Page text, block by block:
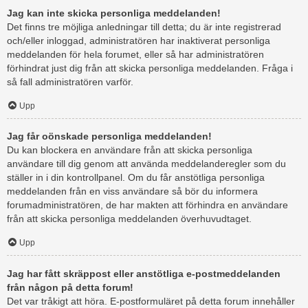
Jag kan inte skicka personliga meddelanden!
Det finns tre möjliga anledningar till detta; du är inte registrerad
och/eller inloggad, administratören har inaktiverat personliga
meddelanden för hela forumet, eller så har administratören
förhindrat just dig från att skicka personliga meddelanden. Fråga i
så fall administratören varför.
Upp
Jag får oönskade personliga meddelanden!
Du kan blockera en användare från att skicka personliga
användare till dig genom att använda meddelanderegler som du
ställer in i din kontrollpanel. Om du får anstötliga personliga
meddelanden från en viss användare så bör du informera
forumadministratören, de har makten att förhindra en användare
från att skicka personliga meddelanden överhuvudtaget.
Upp
Jag har fått skräppost eller anstötliga e-postmeddelanden
från någon på detta forum!
Det var tråkigt att höra. E-postformuläret på detta forum innehåller